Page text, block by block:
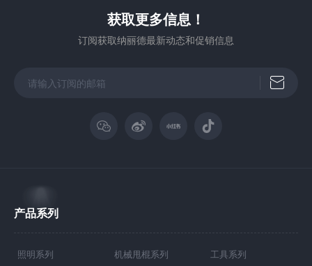
获取更多信息！
订阅获取纳丽德最新动态和促销信息
产品系列
照明系列 机械甩棍系列 工具系列